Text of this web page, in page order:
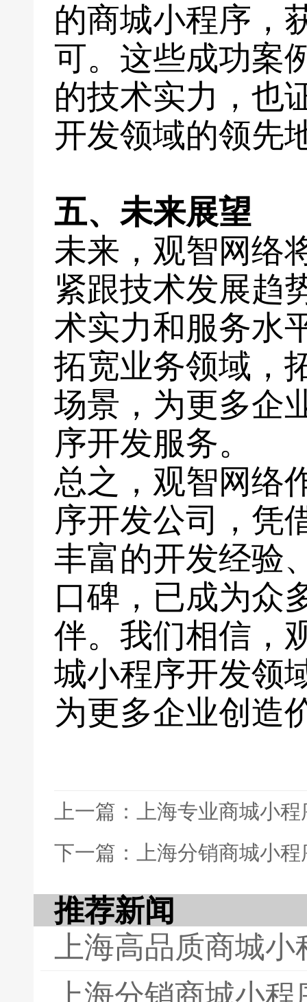
的商城小程序，
可。这些成功案
的技术实力，也
开发领域的领先
五、未来展望
未来，观智网络
紧跟技术发展趋
术实力和服务水
拓宽业务领域，
场景，为更多企
序开发服务。
总之，观智网络
序开发公司，凭
丰富的开发经验
口碑，已成为众
伴。我们相信，
城小程序开发领
为更多企业创造
上一篇：上海专业商城小
下一篇：上海分销商城小
推荐新闻
上海高品质商城
上海分销商城小